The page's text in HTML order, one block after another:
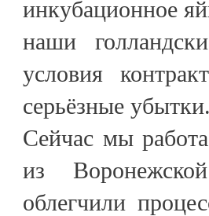
инкубационное
наши
условия
серьёзные убытки.
Сейчас мы
из
облегчили